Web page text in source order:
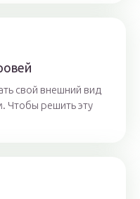
свой внешний вид
Чтобы решить эту